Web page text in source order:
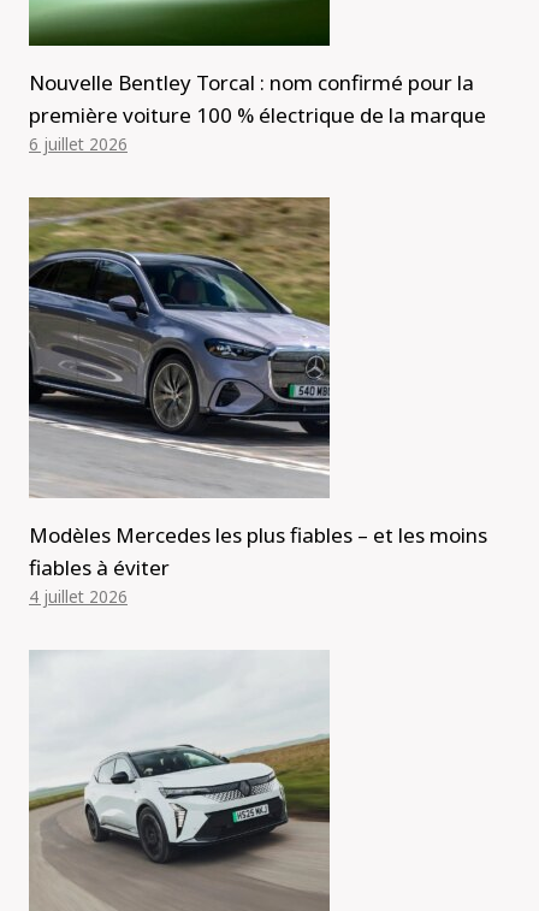
Nouvelle Bentley Torcal : nom confirmé pour la
première voiture 100 % électrique de la marque
6 juillet 2026
Modèles Mercedes les plus fiables – et les moins
fiables à éviter
4 juillet 2026